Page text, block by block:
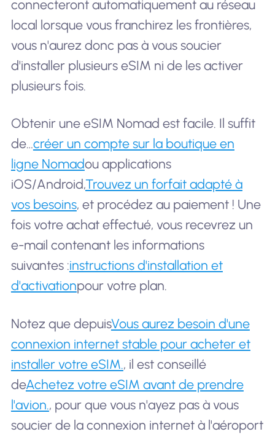
connecteront automatiquement au réseau
local lorsque vous franchirez les frontières,
vous n'aurez donc pas à vous soucier
d'installer plusieurs eSIM ni de les activer
plusieurs fois.
Obtenir une eSIM Nomad est facile. Il suffit
de…créer un compte sur la boutique en
ligne Nomadou applications
iOS/Android,Trouvez un forfait adapté à
vos besoins, et procédez au paiement ! Une
fois votre achat effectué, vous recevrez un
e-mail contenant les informations
suivantes :instructions d'installation et
d'activationpour votre plan.
Notez que depuisVous aurez besoin d'une
connexion internet stable pour acheter et
installer votre eSIM., il est conseillé
deAchetez votre eSIM avant de prendre
l'avion., pour que vous n'ayez pas à vous
soucier de la connexion internet à l'aéroport